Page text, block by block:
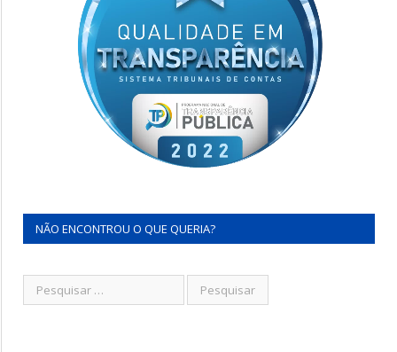
NÃO ENCONTROU O QUE QUERIA?